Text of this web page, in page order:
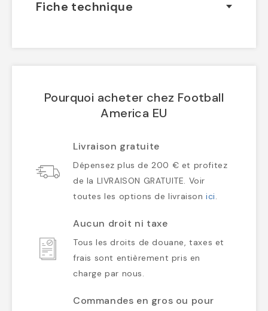
Fiche technique
Pourquoi acheter chez Football
America EU
Livraison gratuite
Dépensez plus de 200 € et profitez
de la LIVRAISON GRATUITE. Voir
toutes les options de livraisonici.
Aucun droit ni taxe
Tous les droits de douane, taxes et
frais sont entièrement pris en
charge par nous.
Commandes en gros ou pour